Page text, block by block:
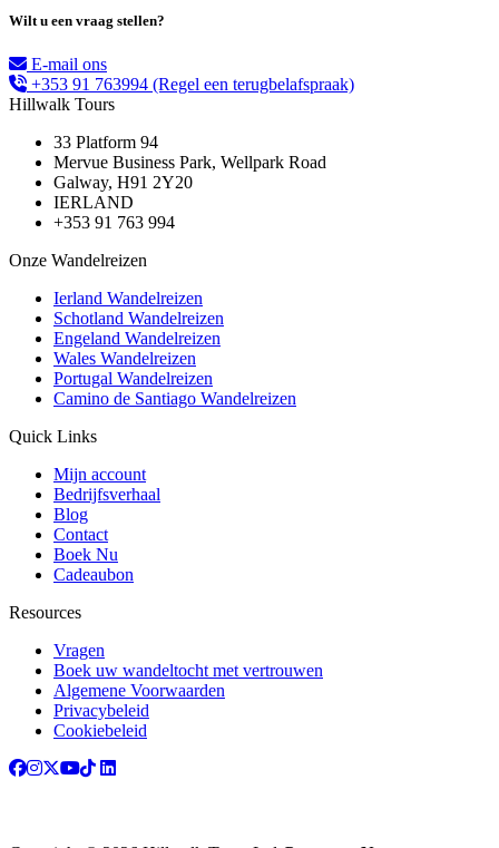
Wilt u een vraag stellen?
E-mail ons
+353 91 763994 (Regel een terugbelafspraak)
Hillwalk Tours
33 Platform 94
Mervue Business Park, Wellpark Road
Galway, H91 2Y20
IERLAND
+353 91 763 994
Onze Wandelreizen
Ierland Wandelreizen
Schotland Wandelreizen
Engeland Wandelreizen
Wales Wandelreizen
Portugal Wandelreizen
Camino de Santiago Wandelreizen
Quick Links
Mijn account
Bedrijfsverhaal
Blog
Contact
Boek Nu
Cadeaubon
Resources
Vragen
Boek uw wandeltocht met vertrouwen
Algemene Voorwaarden
Privacybeleid
Cookiebeleid